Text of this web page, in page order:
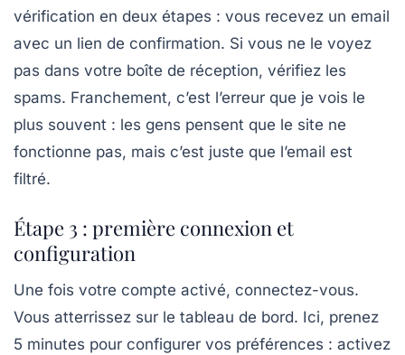
vérification en deux étapes : vous recevez un email
avec un lien de confirmation. Si vous ne le voyez
pas dans votre boîte de réception, vérifiez les
spams. Franchement, c’est l’erreur que je vois le
plus souvent : les gens pensent que le site ne
fonctionne pas, mais c’est juste que l’email est
filtré.
Étape 3 : première connexion et
configuration
Une fois votre compte activé, connectez-vous.
Vous atterrissez sur le tableau de bord. Ici, prenez
5 minutes pour configurer vos préférences : activez